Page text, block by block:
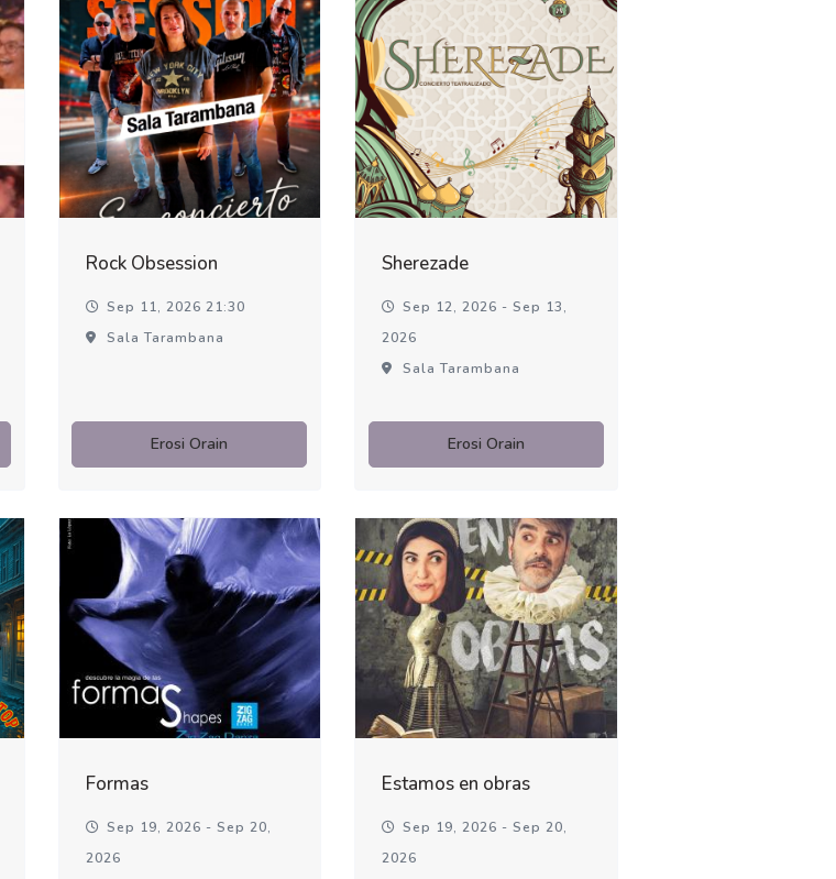
Rock Obsession
Sep 11, 2026 21:30
Sala Tarambana
Erosi Orain
Sherezade
Sep 12, 2026 - Sep 13,
2026
Sala Tarambana
Erosi Orain
Formas
Sep 19, 2026 - Sep 20,
2026
Estamos en obras
Sep 19, 2026 - Sep 20,
2026